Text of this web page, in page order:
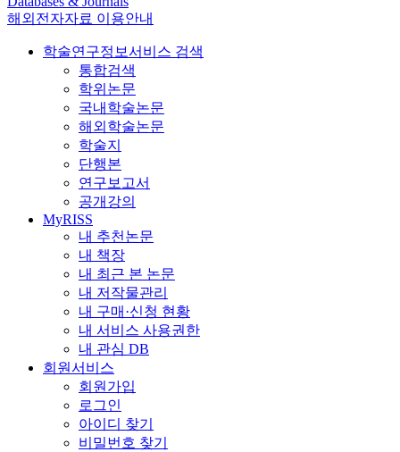
해외전자자료 이용안내
학술연구정보서비스 검색
통합검색
학위논문
국내학술논문
해외학술논문
학술지
단행본
연구보고서
공개강의
MyRISS
내 추천논문
내 책장
내 최근 본 논문
내 저작물관리
내 구매·신청 현황
내 서비스 사용권한
내 관심 DB
회원서비스
회원가입
로그인
아이디 찾기
비밀번호 찾기